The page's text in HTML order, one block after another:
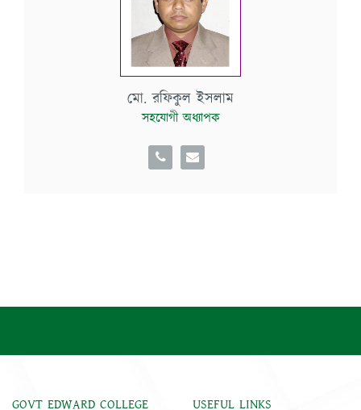
মো. রফিকুল ইসলাম
সহযোগী অধ্যাপক
GOVT EDWARD COLLEGE USEFUL LINKS